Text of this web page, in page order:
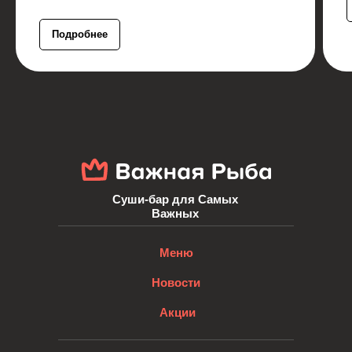
Подробнее
Акции
Меню
Новости
Суши-бар для Самых
Важных